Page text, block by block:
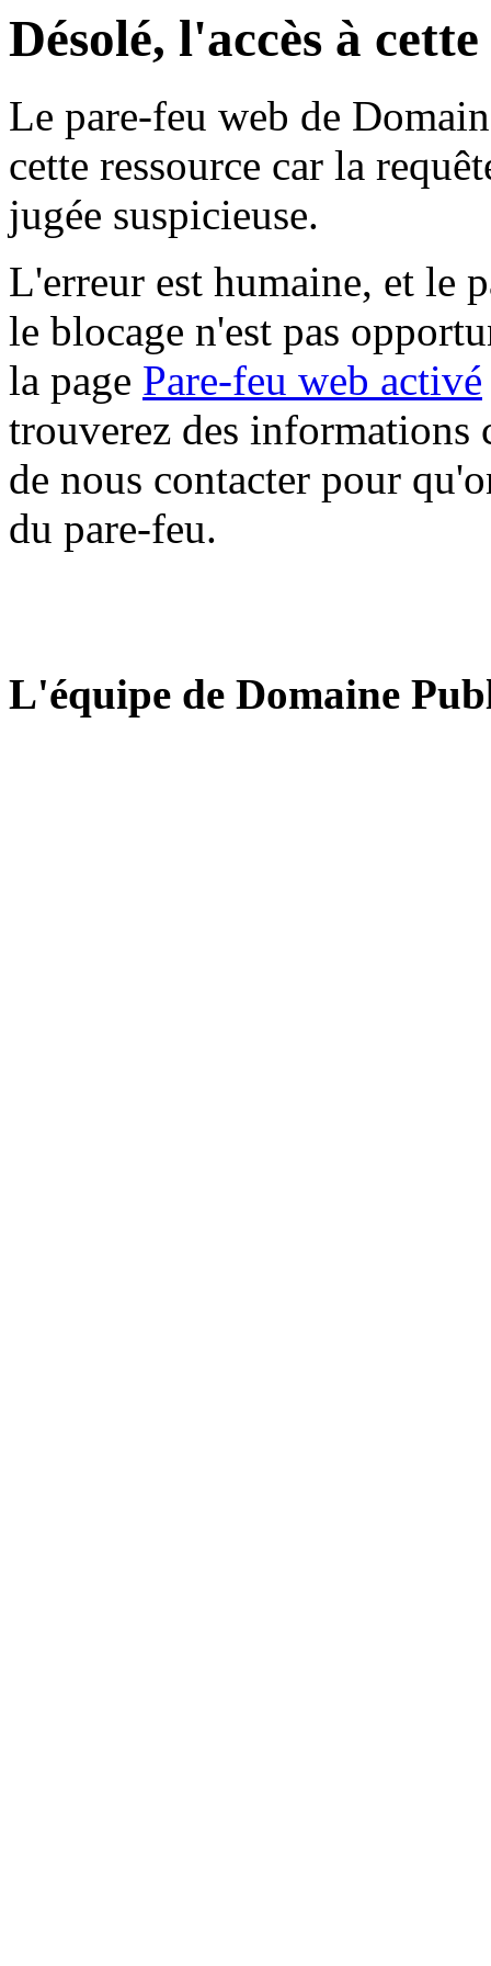
Désolé, l'accès à
Le pare-feu web de
cette ressource car la
jugée suspicieuse.
L'erreur est humaine, et le
le blocage n'est pas
la page Pare-feu web activé
trouverez des informations
de nous contacter pour
du pare-feu.
L'équipe de Domaine